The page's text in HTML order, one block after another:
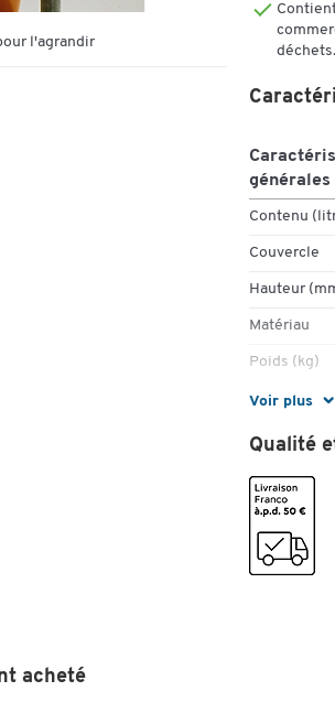
l'agrandir
déchets.
Voir plus
générales
Contenu
Couvercle
Hauteur
Matériau
Poids (kg)
Profondeur
Couleurs
Coloris
Dimensions
Largeur (mm)
Qualité
acheté